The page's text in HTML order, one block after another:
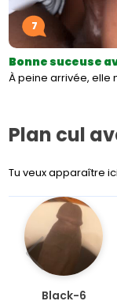
7
Bonne suceuse
À peine arrivée, elle
Plan cul
Tu veux apparaître
Black-6